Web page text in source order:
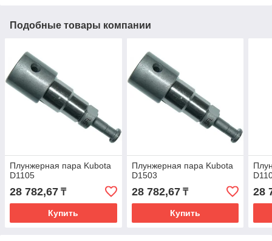
Подобные товары компании
Плунжерная пара Kubota
D1105
28 782,67 ₸
Купить
Плунжерная пара Kubota
D1503
28 782,67₸
Купить
28